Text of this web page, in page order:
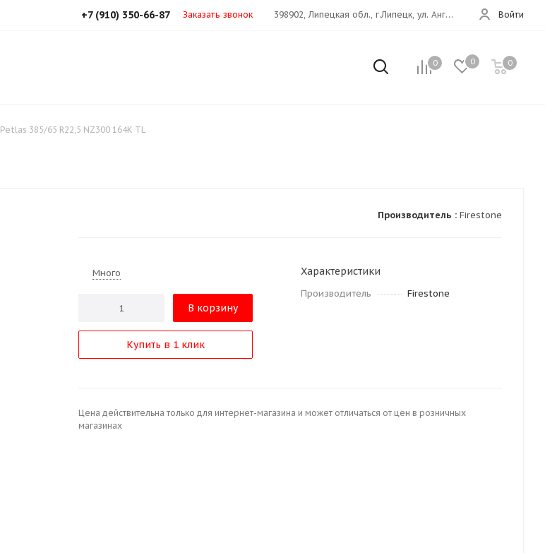
Войти
398902, Липецкая обл., г.Липецк, ул. Ангарская, 26е
+7 (910) 350-66-87 Заказать звонок
0 0 0
Petlas 385/65 R22,5 NZ300 164K TL
Производитель : Firestone
Много
В корзину
Купить в 1 клик
Характеристики
Производитель Firestone
Цена действительна только для интернет-магазина и может отличаться от цен в розничных
магазинах